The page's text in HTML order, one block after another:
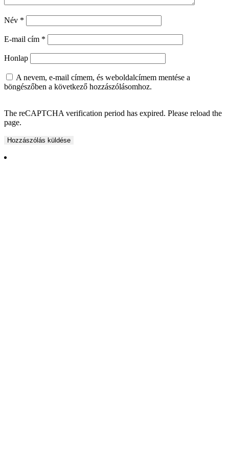
Név *
E-mail cím *
Honlap
A nevem, e-mail címem, és weboldalcímem mentése a
böngészőben a következő hozzászólásomhoz.
The reCAPTCHA verification period has expired. Please reload the
page.